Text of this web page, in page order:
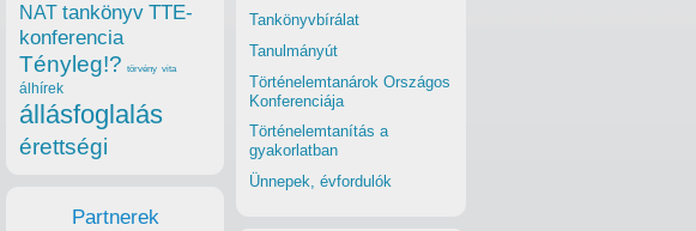
Tankönyvbírálat
Tanulmányút
Történelemtanárok Országos
Konferenciája
Történelemtanítás a
gyakorlatban
Ünnepek, évfordulók
NAT tankönyv TTE-
konferencia
Tényleg!? törvény vita
álhírek
állásfoglalás
érettségi
Partnerek